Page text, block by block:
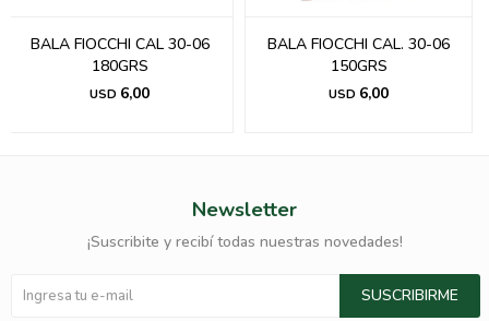
BALA FIOCCHI CAL 30-06
180GRS
USD 6,00
BALA FIOCCHI CAL. 30-06
150GRS
USD 6,00
Newsletter
¡Suscribite y recibí todas nuestras novedades!
SUSCRIBIRME